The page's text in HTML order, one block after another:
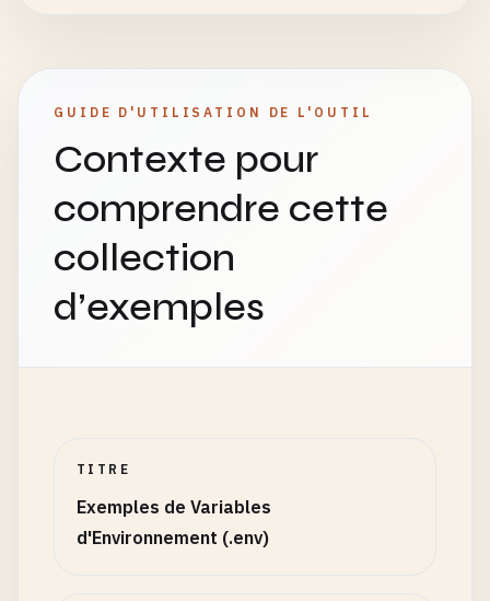
GUIDE D'UTILISATION DE L'OUTIL
Contexte pour
comprendre cette
collection
d’exemples
TITRE
Exemples de Variables
d'Environnement (.env)